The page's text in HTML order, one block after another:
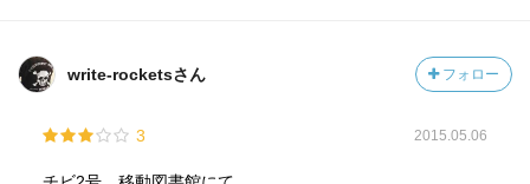
write-rocketsさん フォロー
3 2015.05.06